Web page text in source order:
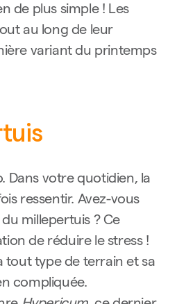
de plus simple ! Les
au long de leur
variant du printemps
Dans votre quotidien, la
ressentir. Avez-vous
millepertuis ? Ce
de réduire le stress !
tout type de terrain et sa
compliquée.